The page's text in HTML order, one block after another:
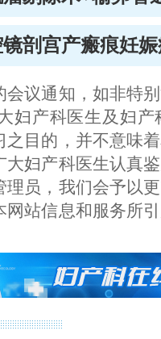
剖宫产瘢痕妊
会议通知，如非特
妇产科医生及妇
之目的，并不意味
大妇产科医生认真
员，我们会予以
站信息和服务所